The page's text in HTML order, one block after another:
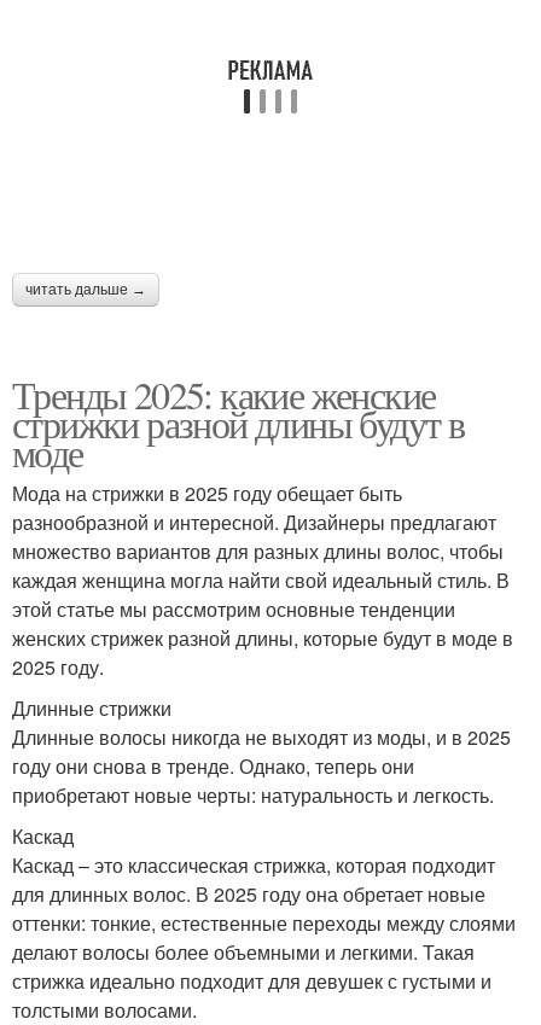
Стрижка в стиле
Стрижки на волосы
кончиками
читать дальше →
Тренды 2025: какие женские
стрижки разной длины будут в
моде
Мода на стрижки в 2025 году обещает быть
разнообразной и интересной. Дизайнеры предлагают
множество вариантов для разных длины волос, чтобы
каждая женщина могла найти свой идеальный стиль. В
этой статье мы рассмотрим основные тенденции
женских стрижек разной длины, которые будут в моде в
2025 году.
Длинные стрижки
Длинные волосы никогда не выходят из моды, и в 2025
году они снова в тренде. Однако, теперь они
приобретают новые черты: натуральность и легкость.
Каскад
Каскад – это классическая стрижка, которая подходит
для длинных волос. В 2025 году она обретает новые
оттенки: тонкие, естественные переходы между слоями
делают волосы более объемными и легкими. Такая
стрижка идеально подходит для девушек с густыми и
толстыми волосами.